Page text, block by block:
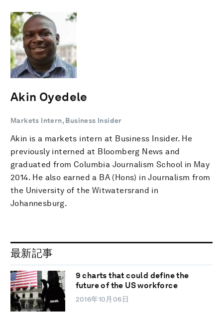
Akin Oyedele
Markets Intern, Business Insider
Akin is a markets intern at Business Insider. He
previously interned at Bloomberg News and
graduated from Columbia Journalism School in May
2014. He also earned a BA (Hons) in Journalism from
the University of the Witwatersrand in
Johannesburg.
最新記事
9 charts that could define the
future of the US workforce
2016年10月06日